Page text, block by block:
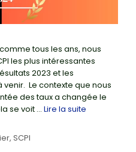
tous les ans, nous
les plus intéressantes
2023 et les
Le contexte que nous
des taux a changée le
se voit … Lire la suite
, SCPI